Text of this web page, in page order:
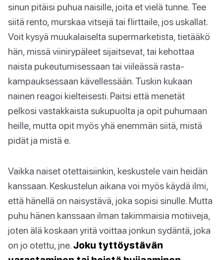
sinun pitäisi puhua naisille, joita et vielä tunne. Tee
siitä rento, murskaa vitsejä tai flirttaile, jos uskallat.
Voit kysyä muukalaiselta supermarketista, tietääkö
hän, missä viinirypäleet sijaitsevat, tai kehottaa
naista pukeutumisessaan tai viileässä rasta-
kampauksessaan kävellessään. Tuskin kukaan
nainen reagoi kielteisesti. Paitsi että menetät
pelkosi vastakkaista sukupuolta ja opit puhumaan
heille, mutta opit myös yhä enemmän siitä, mistä
pidät ja mistä e.
Vaikka naiset otettaisiinkin, keskustele vain heidän
kanssaan. Keskustelun aikana voi myös käydä ilmi,
että hänellä on naisystävä, joka sopisi sinulle. Mutta
puhu hänen kanssaan ilman takimmaisia motiiveja,
joten älä koskaan yritä voittaa jonkun sydäntä, joka
on jo otettu, jne.Joku tyttöystävän